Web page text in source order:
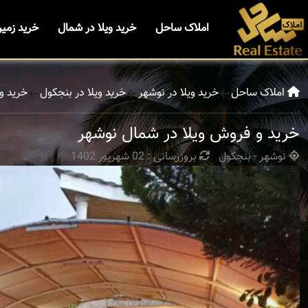
املاک ساحل خرید ویلا در شمال خرید
املاک ساحل خرید ویلا در نوشهر خرید ویلا در بنجکول خرید
خرید و فروش ویلا در شمال نوشهر
نوشهر - بنجکول بروزرسانی : 02 شهریور 1402